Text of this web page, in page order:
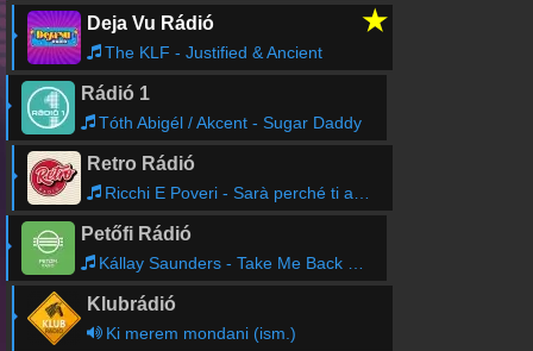
Deja Vu Rádió ★
The KLF - Justified & Ancient
Rádió 1
Tóth Abigél / Akcent - Sugar Daddy
Retro Rádió
Ricchi E Poveri - Sarà perché ti amo
Petőfi Rádió
Kállay Saunders - Take Me Back Home
Klubrádió
Ki merem mondani (ism.)